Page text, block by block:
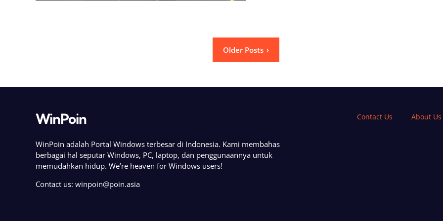
Older Posts
WinPoin
WinPoin adalah Portal Windows terbesar di Indonesia. Kami membahas
berbagai hal seputar Windows, PC, laptop, dan penggunaannya untuk
memudahkan hidup. We’re heaven for Windows users!
Contact us: winpoin@poin.asia
Contact Us About Us